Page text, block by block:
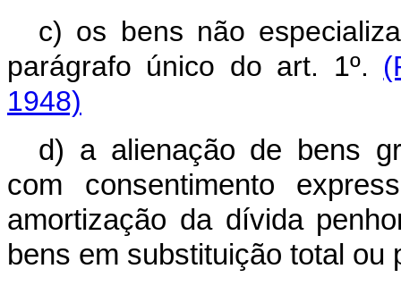
c) os bens não
parágrafo único do art. 1º.
1948)
d) a alienação de bens
com consentimento
amortização da dívida
bens em substituição total ou